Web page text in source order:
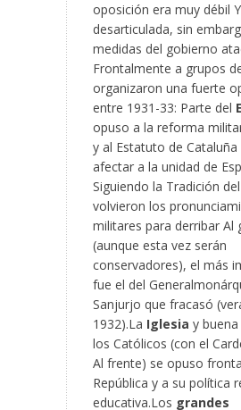
oposición era muy débil
desarticulada, sin
medidas del gobierno
Frontalmente a grupos
organizaron una fuerte
entre 1931-33: Parte del
opuso a la reforma
y al Estatuto de Cataluña
afectar a la unidad de
Siguiendo la Tradición del
volvieron los
militares para derribar Al
(aunque esta vez serán
conservadores), el más
fue el del
Sanjurjo que fracasó
1932).La Iglesia y
los Católicos (con el
Al frente) se opuso
República y a su política
educativa.Los grandes